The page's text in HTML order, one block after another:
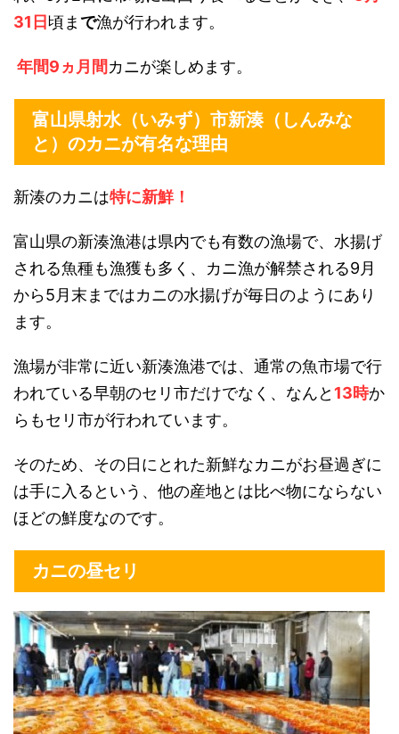
31日頃ま で漁が行われます。
年間9ヵ月間カニが楽しめます。
富山県射水（いみず）市新湊（しんみな
と）のカニが有名な理由
新湊のカニは特に新鮮！
富山県の新湊漁港は県内でも有数の漁場で、水揚げ
される魚種も漁獲も多く、カニ漁が解禁される9月
から5月末まではカニの水揚げが毎日のようにあり
ます。
漁場が非常に近い新湊漁港では、通常の魚市場で行
われている早朝のセリ市だけでなく、なんと 13時か
らもセリ市が行われています。
そのため、その日にとれた新鮮なカニがお昼過ぎに
は手に入るという、他の産地とは比べ物にならない
ほどの鮮度なのです。
カニの昼セリ